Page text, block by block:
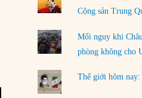
01/08/2026
Chiến lược kế tiếp của
31/07/2026
Trật tự thế giới mới: Các
phải chịu đựng?
30/07/2026
Cộng sản Trung
Mối nguy khi
phòng không cho
Thế giới hôm nay: